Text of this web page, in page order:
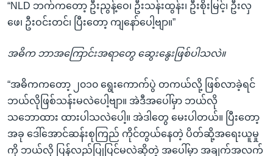
“NLD ဘက်ကတော့ ဦးညွန့်ဝေ၊ ဦးသန်းထွန်း၊ ဦးစိုးမြင့်၊ ဦးလှ
ဖေ၊ ဦးဝင်းတင်၊ ပြီးတော့ ကျနော်ပေါ့ဗျာ။”
အဓိက ဘာအကြောင်းအရာတွေ ဆွေးနွေးဖြစ်ပါသလဲ။
“အဓိကကတော့ ၂၀၁၀ ရွေးကောက်ပွဲ တကယ်လို့ ဖြစ်လာခဲ့ရင်
ဘယ်လိုဖြစ်သန်းမလဲပေါ့ဗျာ။ အဲဒီအပေါ်မှာ ဘယ်လို
သဘောထား ထားပါသလဲပေါ့။ အဲဒါတွေ မေးပါတယ်။ ပြီးတော့
အခု ဒေါ်အောင်ဆန်းစုကြည် ကိုင်တွယ်နေတဲ့ ပိတ်ဆို့အရေးယူမှု
ကို ဘယ်လို ပြန်လည်ပြုပြင်မလဲဆိုတဲ့ အပေါ်မှာ အချက်အလက်